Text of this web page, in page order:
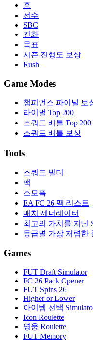
홈
선수
SBC
진화
목표
시즌 진행도 보상
Rush
Game Modes
챔피언스 파이널 보
라이벌 Top 200
스쿼드 배틀 Top 200
스쿼드 배틀 보상
Tools
스쿼드 빌더
팩
소모품
EA FC 26 팩 리스트
매치 제너레이터
최고의 가치를 지닌
등급별 가장 저렴한
Games
FUT Draft Simulator
FC 26 Pack Opener
FUT Spins 26
Higher or Lower
아이템 선택
Icon Roulette
영웅 Roulette
FUT Memory